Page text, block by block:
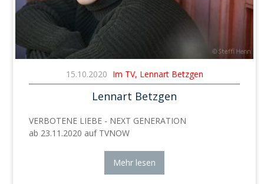
15.10.2020 Im TV, Lennart Betzgen
Lennart Betzgen
VERBOTENE LIEBE - NEXT GENERATION
ab 23.11.2020 auf TVNOW
Mehr lesen